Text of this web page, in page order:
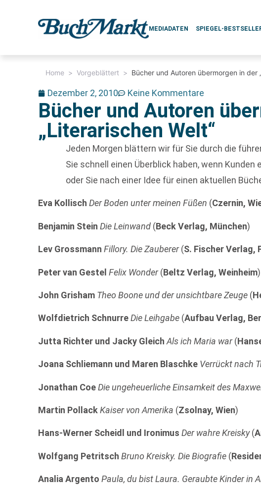
MEDIADATEN SPIEGEL-
Home > Vorgeblättert > Bücher und Autoren übermorgen in der
Dezember 2, 2010 Keine Kommentare
Bücher und Autoren
„Literarischen Welt“
Jeden Morgen blättern wir für Sie durch die
Sie schnell einen Überblick haben, wenn
oder Sie nach einer Idee für einen aktuellen
Eva Kollisch Der Boden unter meinen Füßen (Czernin,
Benjamin Stein Die Leinwand (Beck Verlag, München)
Lev Grossmann Fillory. Die Zauberer(S. Fischer
Peter van Gestel Felix Wonder(Beltz Verlag, Weinheim)
John Grisham Theo Boone und der unsichtbare Zeuge (
Wolfdietrich Schnurre Die Leihgabe (Aufbau Verlag,
Jutta Richter und Jacky Gleich Als ich Maria war(
Joana Schliemann und Maren Blaschke Verrückt nach
Jonathan Coe Die ungeheuerliche Einsamkeit des
Martin Pollack Kaiser von Amerika (Zsolnay, Wien)
Hans-Werner Scheidl und Ironimus Der wahre Kreisky(
Wolfgang Petritsch Bruno Kreisky. Die Biografie (
Analia Argento Paula, du bist Laura. Geraubte Kinder in